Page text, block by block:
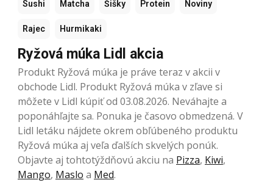
Sushi Matcha Šišky Protein Noviny
Rajec Hurmikaki
Ryžová múka Lidl akcia
Produkt Ryžová múka je práve teraz v akcii v
obchode Lidl. Produkt Ryžová múka v zľave si
môžete v Lidl kúpiť od 03.08.2026. Neváhajte a
poponáhľajte sa. Ponuka je časovo obmedzená. V
Lidl letáku nájdete okrem obľúbeného produktu
Ryžová múka aj veľa ďalších skvelých ponúk.
Objavte aj tohtotýždňovú akciu na Pizza, Kiwi,
Mango, Maslo a Med.